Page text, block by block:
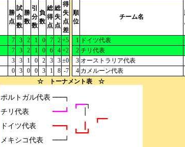
勝
点
試
合
数
勝
数
引
分
数
負
数
総
得
点
総
失
点
得
失
点
差
7 3 2 1 0 7 2 +5
7 3 2 1 0 6 4 +2
3 3 1 0 2 3 3 ±0
0 3 0 0 3 1 8 -7
順
位
チーム名
1 ドイツ代表
2 チリ代表
3 オーストラリア代表
4 カメルーン代表
☆ トーナメント表 ☆
ポルトガル代表
チリ代表
ドイツ代表
───┐
┏━━┐
━━━┛
┏━━
━━━┓　　┃
┗━━┛
───┘